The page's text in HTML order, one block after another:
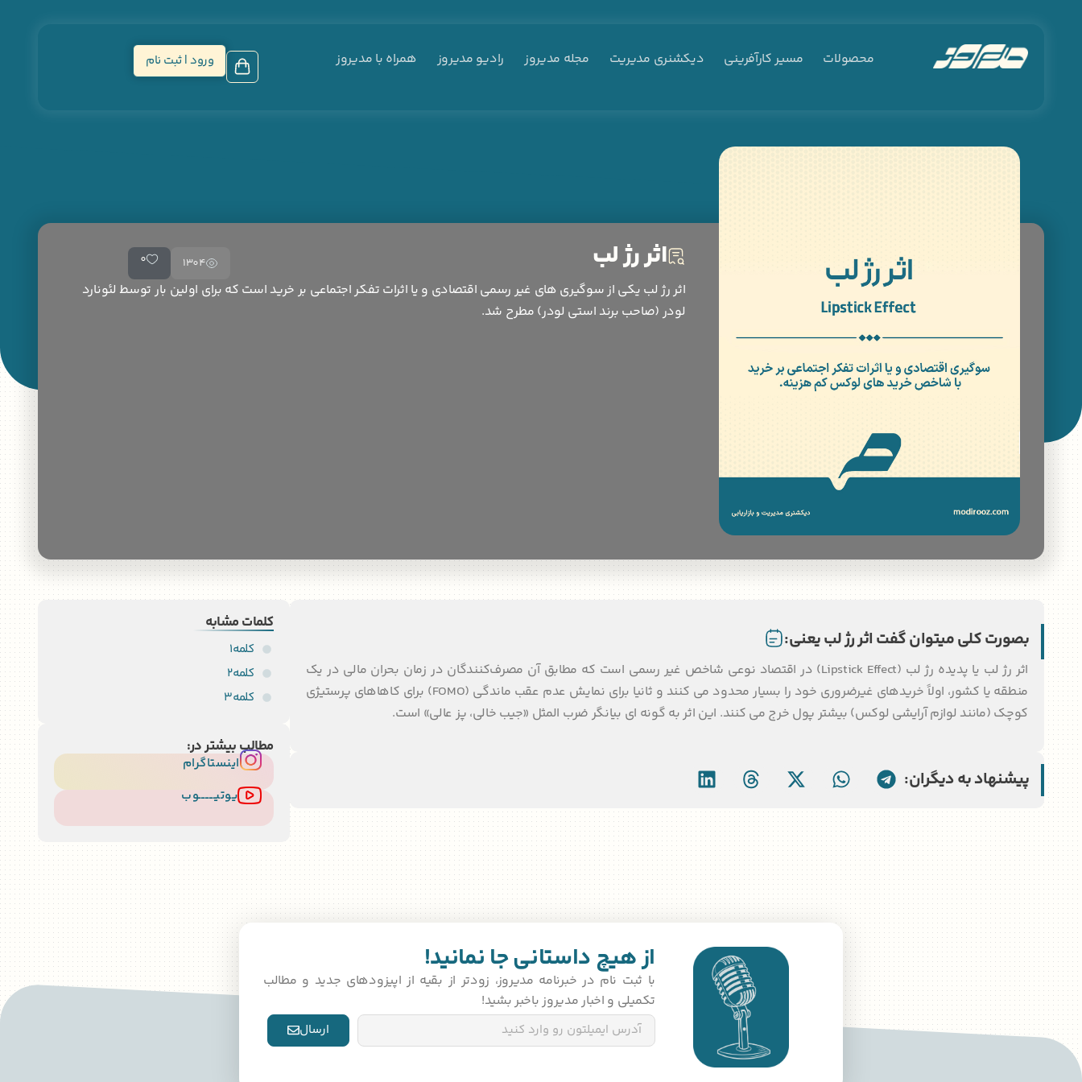
محصولات مسیر کارآفرینی دیکشنری مدیریت مجله مدیروز رادیو مدیروز همراه با مدیروز ورود | ثبت نام
اثر رژ لب 1304
0
اثر رژ لب یکی از سوگیری های غیر رسمی اقتصادی و یا اثرات تفکر اجتماعی بر خرید است که برای اولین بار توسط لئونارد
لودر (صاحب برند استی لودر) مطرح شد.
بصورت کلی میتوان گفت اثر رژ لب یعنی:
اثر رژ لب یا پدیده رژ لب (Lipstick Effect) در اقتصاد نوعی شاخص غیر رسمی است که مطابق آن مصرف‌کنندگان در زمان بحران مالی در یک
منطقه یا کشور، اولاً خریدهای غیرضروری خود را بسیار محدود می کنند و ثانیا برای نمایش عدم عقب ماندگی (FOMO) برای کاهاهای پرستیژی
کوچک (مانند لوازم آرایشی لوکس) بیشتر پول خرج می کنند. این اثر به گونه ای بیانگر ضرب المثل «جیب خالی، پز عالی» است.
پیشنهاد به دیگران:
کلمات مشابه
کلمه1
کلمه2
کلمه3
مطالب بیشتر در:
اینستاگرام
یوتیــــــــوب
از هیچ داستانی جا نمانید!
با ثبت‌ نام در خبرنامه مدیروز، زودتر از بقیه از اپیزودهای جدید و مطالب
تکمیلی و اخبار مدیروز باخبر بشید!
ارسال